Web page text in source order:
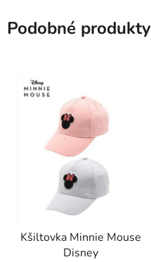
Podobné produkty
Kšiltovka Minnie Mouse
Disney